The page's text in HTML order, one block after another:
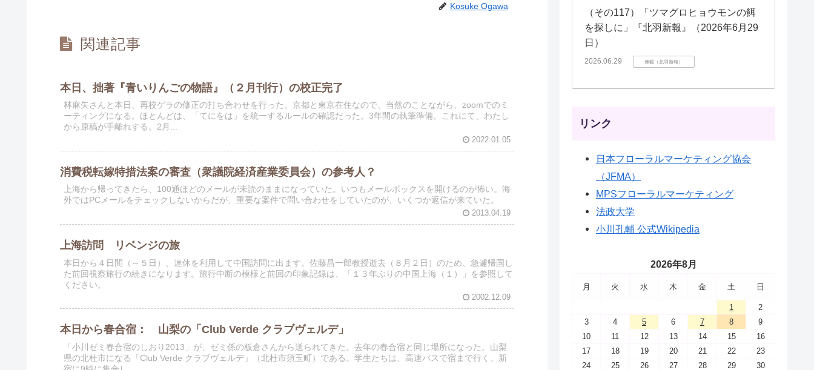
Kosuke Ogawa
関連記事
本日、拙著『青いりんごの物語』（２月刊行）の校正完了
林麻矢さんと本日、再校ゲラの修正の打ち合わせを行った。京都と東京在住なので、当然のことながら、zoomでのミ
ーティングになる。ほとんどは、「てにをは」を統一するルールの確認だった。3年間の執筆準備。これにて、わたし
から原稿が手離れする。2月...
2022.01.05
消費税転嫁特措法案の審査（衆議院経済産業委員会）の参考人？
上海から帰ってきたら、100通ほどのメールが未読のままになっていた。いつもメールボックスを開けるのが怖い。海
外ではPCメールをチェックしないからだが、重要な案件で問い合わせをしていたのが、いくつか返信が来ていた。
2013.04.19
上海訪問 リベンジの旅
本日から４日間（～５日）、連休を利用して中国訪問に出ます。佐藤昌一郎教授逝去（８月２日）のため、急遽帰国し
た前回視察旅行の続きになります。旅行中断の模様と前回の印象記録は、「１３年ぶりの中国上海（１）」を参照して
ください。
2002.12.09
本日から春合宿： 山梨の「Club Verde クラブヴェルデ」
「小川ゼミ春合宿のしおり2013」が、ゼミ係の板倉さんから送られてきた。去年の春合宿と同じ場所になった。山梨
県の北杜市になる「Club Verde クラブヴェルデ」（北杜市須玉町）である。学生たちは、高速バスで宿まで行く。新
（その117）「ツマグロヒョウモンの餌
を探しに」『北羽新報』（2026年6月29
日）
2026.06.29 連載（北羽新報）
リンク
日本フローラルマーケティング協会
（JFMA）
MPSフローラルマーケティング
法政大学
小川孔輔 公式Wikipedia
2026年8月
月 火 水 木 金 土 日
1
2
3
4 5 6 7 8
9
10
11 12 13 14 15
16
17
18 19 20 21 22
23
24
25 26 27 28 29
30